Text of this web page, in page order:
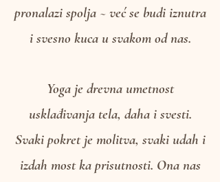
prostor je podsećanje da se mir ne
pronalazi spolja ~ već se budi iznutra
Yoga je drevna umetnost
usklađivanja tela, daha i svesti.
Svaki pokret je molitva, svaki udah i